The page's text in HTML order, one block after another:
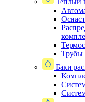
Теплый
Трубы
Баки